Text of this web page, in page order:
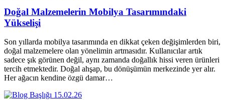
Doğal Malzemelerin Mobilya Tasarımındaki
Yükselişi
Son yıllarda mobilya tasarımında en dikkat çeken değişimlerden biri,
doğal malzemelere olan yönelimin artmasıdır. Kullanıcılar artık
sadece şık görünen değil, aynı zamanda doğallık hissi veren ürünleri
tercih etmektedir. Doğal ahşap, bu dönüşümün merkezinde yer alır.
Her ağacın kendine özgü damar…
15.02.26